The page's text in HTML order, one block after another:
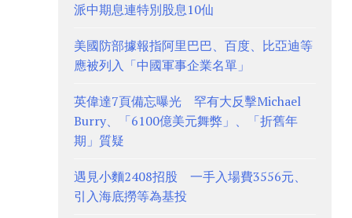
派中期息連特別股息10仙
美國防部據報指阿里巴巴、百度、比亞迪等
應被列入「中國軍事企業名單」
英偉達7頁備忘曝光 罕有大反擊Michael
Burry、「6100億美元舞弊」、「折舊年
期」質疑
遇見小麵2408招股 一手入場費3556元、
引入海底撈等為基投